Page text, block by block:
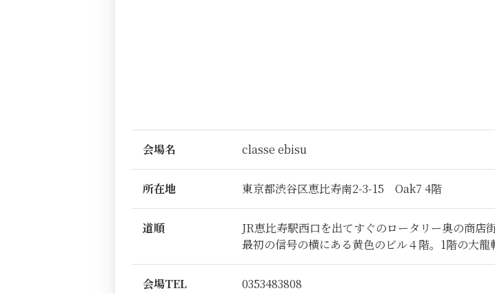
会場名 classe ebisu
所在地 東京都渋谷区恵比寿南2-3-15 Oak7 4階
道順
JR恵比寿駅西口を出てすぐのロータリー奥の商店
最初の信号の横にある黄色のビル４階。1階の大龍
会場TEL 0353483808